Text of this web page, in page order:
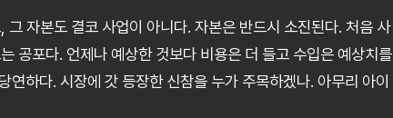
자본도 결코 사업이 아니다. 자본은 반드시 소진된다. 처음 사
공포다. 언제나 예상한 것보다 비용은 더 들고 수입은 예상치를
연하다. 시장에 갓 등장한 신참을 누가 주목하겠나. 아무리 아이